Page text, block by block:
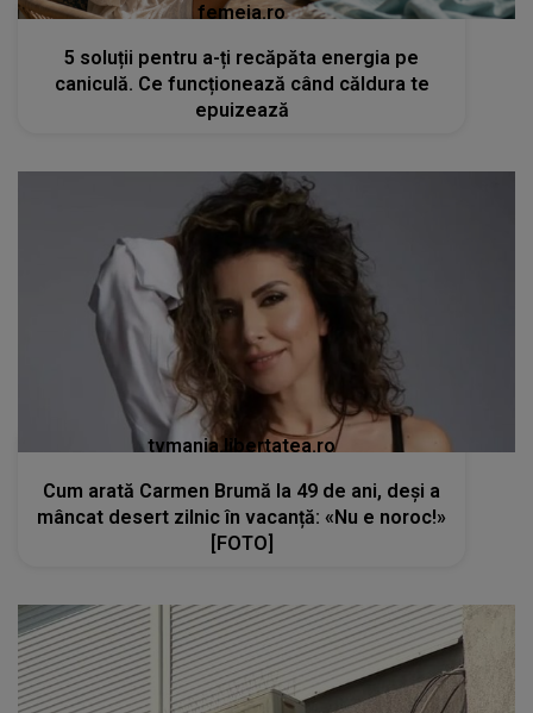
femeia.ro
5 soluții pentru a-ți recăpăta energia pe
caniculă. Ce funcționează când căldura te
epuizează
tvmania.libertatea.ro
Cum arată Carmen Brumă la 49 de ani, deși a
mâncat desert zilnic în vacanță: «Nu e noroc!»
[FOTO]